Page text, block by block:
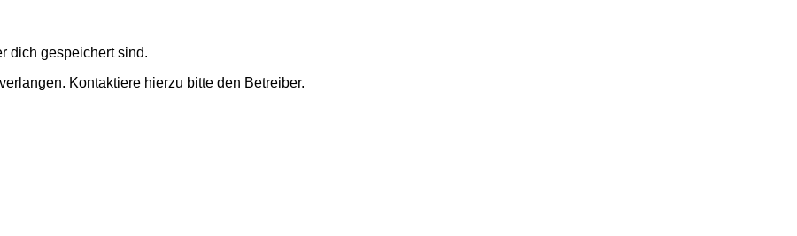
dich gespeichert sind.
Kontaktiere hierzu bitte den Betreiber.